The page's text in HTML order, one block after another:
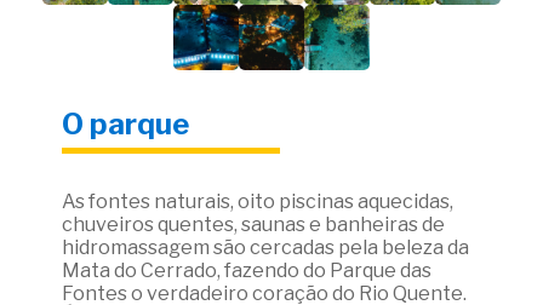
O parque
As fontes naturais, oito piscinas aquecidas,
chuveiros quentes, saunas e banheiras de
hidromassagem são cercadas pela beleza da
Mata do Cerrado, fazendo do Parque das
Fontes o verdadeiro coração do Rio Quente.